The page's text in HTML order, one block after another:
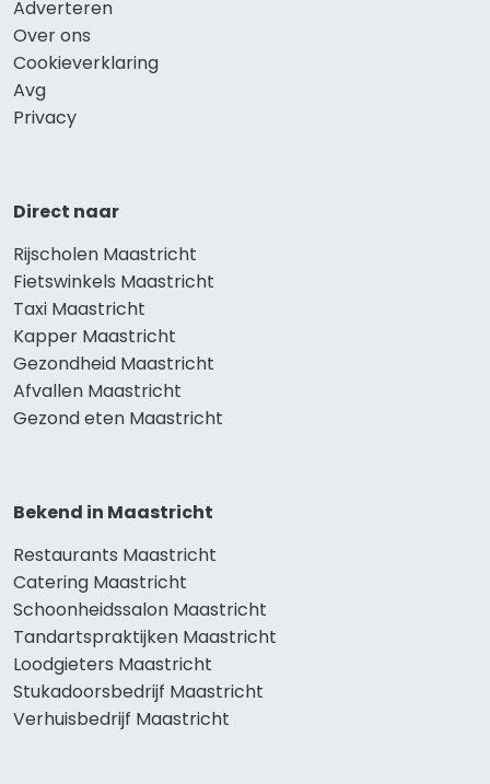
Adverteren
Over ons
Cookieverklaring
Avg
Privacy
Direct naar
Rijscholen Maastricht
Fietswinkels Maastricht
Taxi Maastricht
Kapper Maastricht
Gezondheid Maastricht
Afvallen Maastricht
Gezond eten Maastricht
Bekend in Maastricht
Restaurants Maastricht
Catering Maastricht
Schoonheidssalon Maastricht
Tandartspraktijken Maastricht
Loodgieters Maastricht
Stukadoorsbedrijf Maastricht
Verhuisbedrijf Maastricht